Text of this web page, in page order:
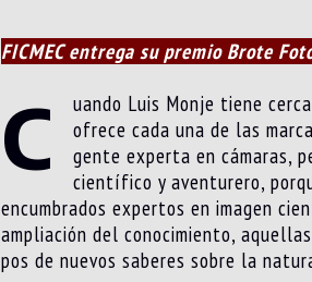
FICMEC entrega su premio Brote
C
uando Luis Monje tiene
ofrece cada una de las
gente experta en cámaras,
científico y aventurero,
encumbrados expertos en imagen
ampliación del conocimiento,
pos de nuevos saberes sobre la